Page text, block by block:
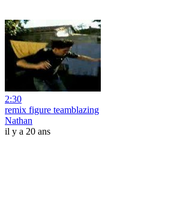
2:30
remix figure teamblazing
Nathan
il y a 20 ans